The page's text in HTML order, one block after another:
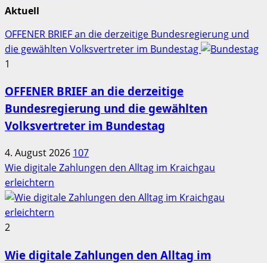
Aktuell
OFFENER BRIEF an die derzeitige Bundesregierung und
die gewählten Volksvertreter im Bundestag
1
OFFENER BRIEF an die derzeitige
Bundesregierung und die gewählten
Volksvertreter im Bundestag
4. August 2026 107
Wie digitale Zahlungen den Alltag im Kraichgau
erleichtern
2
Wie digitale Zahlungen den Alltag im